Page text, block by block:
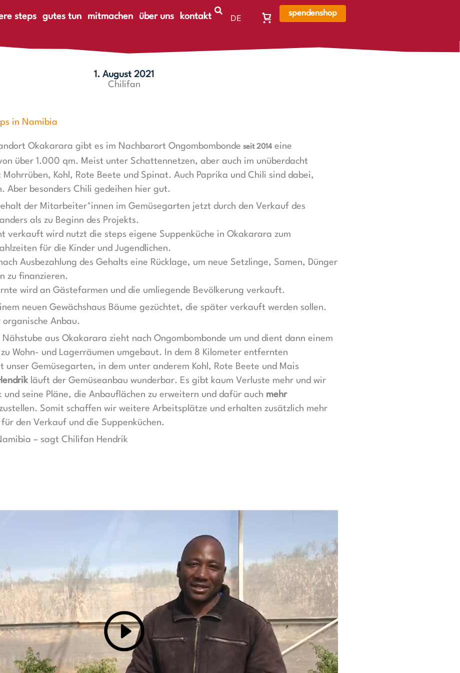
steps
gutes tun mitmachen über uns kontakt
DE
Warenkorb,
ist
spendenshop
1. August 2021
Chilifan
in Namibia
Okakarara gibt es im Nachbarort Ongombombonde seit 2014eine
über 1.000 qm. Meist unter Schattennetzen, aber auch im unüberdacht
Kohl, Rote Beete und Spinat. Auch Paprika und Chili sind dabei,
Aber besonders Chili gedeihen hier gut.
der Mitarbeiter*innen im Gemüsegarten jetzt durch den Verkauf des
als zu Beginn des Projekts.
verkauft wird nutzt die steps eigene Suppenküche in Okakarara zum
für die Kinder und Jugendlichen.
Ausbezahlung des Gehalts eine Rücklage, um neue Setzlinge, Samen, Dünger
zu finanzieren.
wird an Gästefarmen und die umliegende Bevölkerung verkauft.
neuen Gewächshaus Bäume gezüchtet, die später verkauft werden sollen.
Anbau.
Nähstube aus Okakarara zieht nach Ongombombonde um und dient dann einem
Wohn- und Lagerräumen umgebaut. In dem 8 Kilometer entfernten
unser Gemüsegarten, in dem unter anderem Kohl, Rote Beete und Mais
läuft der Gemüseanbau wunderbar. Es gibt kaum Verluste mehr und wir
seine Pläne, die Anbauflächen zu erweitern und dafür auch mehr
Somit schaffen wir weitere Arbeitsplätze und erhalten zusätzlich mehr
den Verkauf und die Suppenküchen.
– sagt Chilifan Hendrik